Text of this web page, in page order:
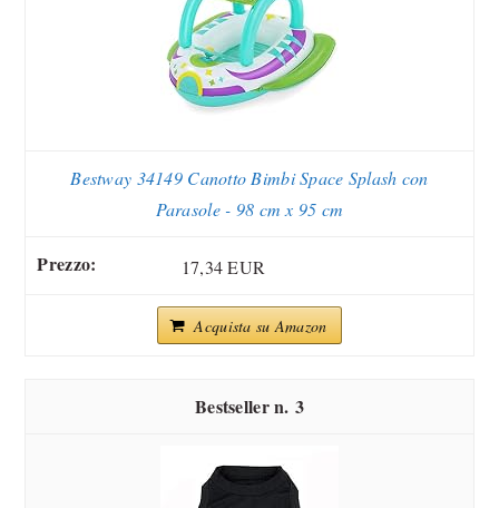
Bestway 34149 Canotto Bimbi Space Splash con
Parasole - 98 cm x 95 cm
17,34 EUR
Acquista su Amazon
3